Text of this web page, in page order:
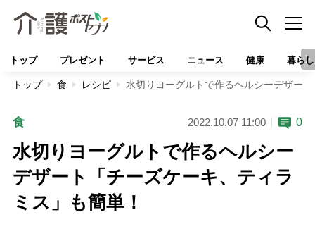
トップ プレゼント サービス ニュース 健康 暮らし
トップ 食 レシピ 水切りヨーグルトで作るヘルシーデザー
食 2022.10.07 11:00 0
水切りヨーグルトで作るヘルシー
デザート「チーズケーキ、ティラ
ミス」も簡単！